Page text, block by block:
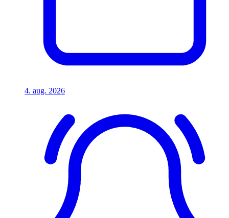
4. aug. 2026